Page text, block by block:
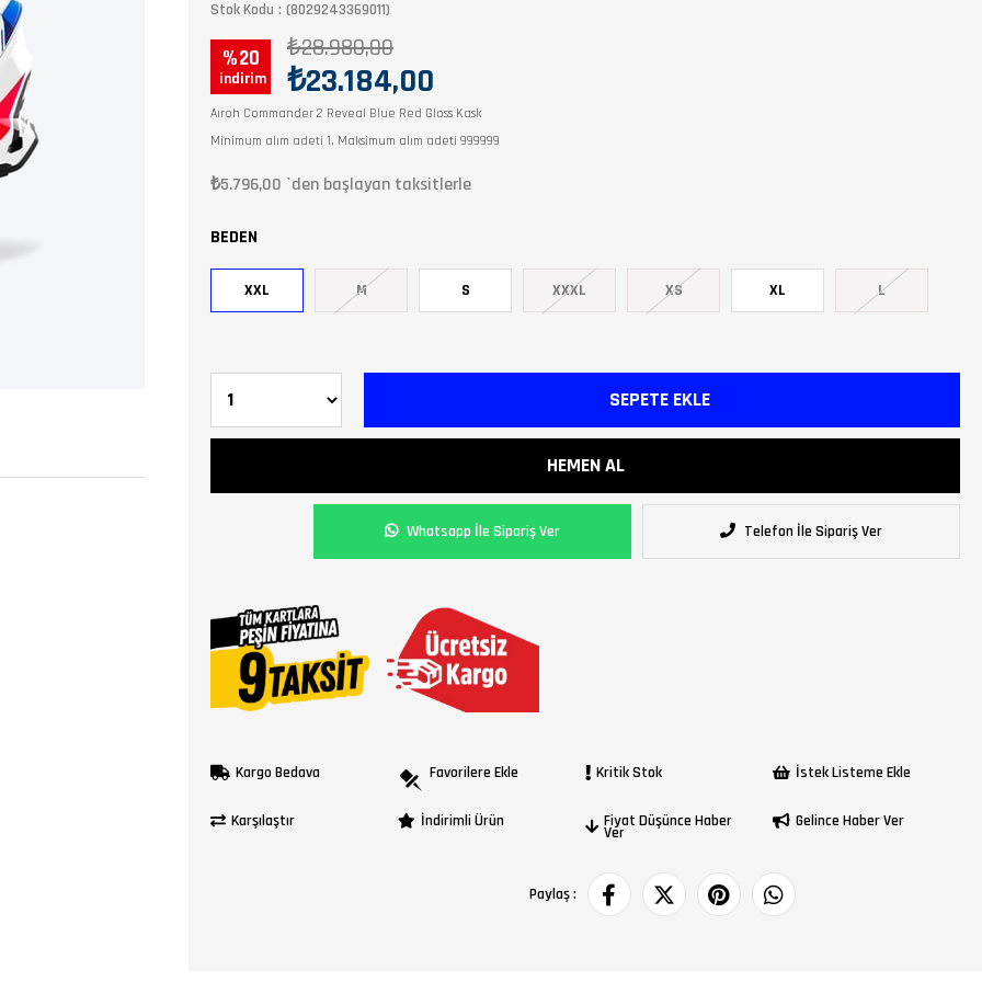
Stok Kodu (8029243369011)
20 ₺28.980,00
₺23.184,00
Aıroh Commander 2 Reveal Blue Red Gloss Kask
Minimum alım adeti 1, Maksimum alım adeti 999999
₺5.796,00 `den başlayan taksitlerle
BEDEN
XXL M S XXXL XS XL L
Whatsapp İle Sipariş Ver Telefon İle Sipariş Ver
Kargo Bedava Favorilere Ekle Kritik Stok İstek Listeme Ekle
Karşılaştır İndirimli Ürün Fiyat Düşünce Haber
Ver
Gelince Haber Ver
Paylaş :